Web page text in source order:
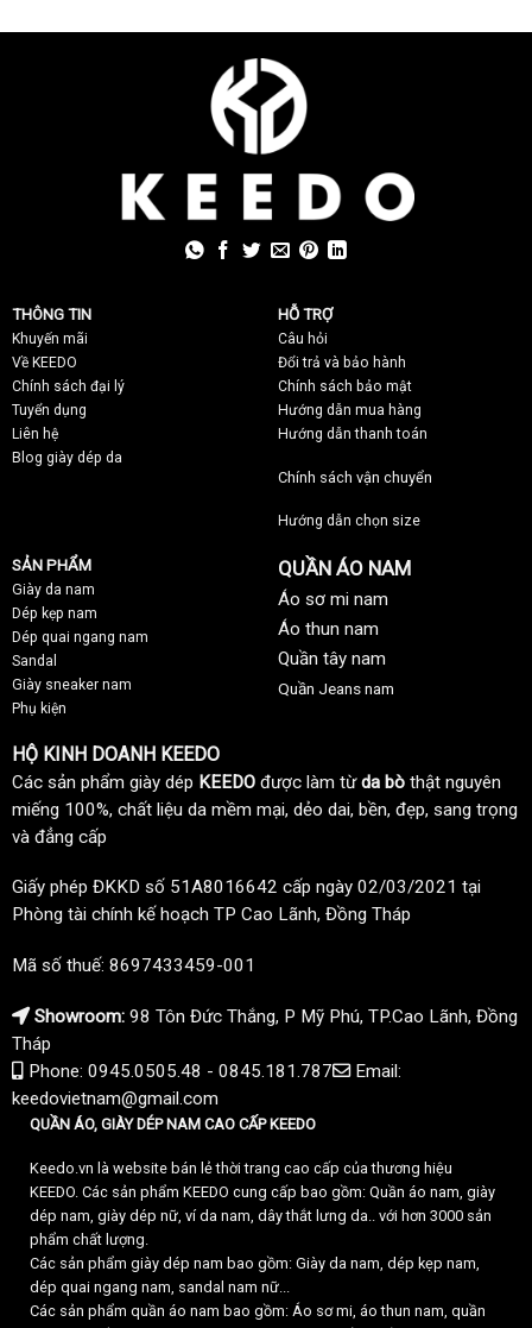
THÔNG TIN
Khuyến mãi
Về KEEDO
Chính sách đại lý
Tuyển dụng
Liên hệ
Blog giày dép da
HỖ TRỢ
Câu hỏi
Đổi trả và bảo hành
Chính sách bảo mật
Hướng dẫn mua hàng
Hướng dẫn thanh toán
Chính sách vận chuyển
Hướng dẫn chọn size
SẢN PHẨM
Giày da nam
Dép kẹp nam
Dép quai ngang nam
Sandal
Giày sneaker nam
Phụ kiện
QUẦN ÁO NAM
Áo sơ mi nam
Áo thun nam
Quần tây nam
Quần Jeans nam
HỘ KINH DOANH KEEDO
Các sản phẩm giày dép KEEDO được làm từda bò thật nguyên
miếng 100%, chất liệu da mềm mại, dẻo dai, bền, đẹp, sang trọng
và đẳng cấp
Giấy phép ĐKKD số 51A8016642 cấp ngày 02/03/2021 tại
Phòng tài chính kế hoạch TP Cao Lãnh, Đồng Tháp
Mã số thuế: 8697433459-001
Showroom: 98 Tôn Đức Thắng, P Mỹ Phú, TP.Cao Lãnh, Đồng
Tháp
Phone: 0945.0505.48 - 0845.181.787
Email:
keedovietnam@gmail.com
QUẦN ÁO, GIÀY DÉP NAM CAO CẤP KEEDO
Keedo.vn là website bán lẻ thời trang cao cấp của thương hiệu
KEEDO. Các sản phẩm KEEDO cung cấp bao gồm: Quần áo nam, giày
dép nam, giày dép nữ, ví da nam, dây thắt lưng da.. với hơn 3000 sản
phẩm chất lượng.
Các sản phẩm giày dép nam bao gồm: Giày da nam, dép kẹp nam,
dép quai ngang nam, sandal nam nữ...
Các sản phẩm quần áo nam bao gồm: Áo sơ mi, áo thun nam, quần